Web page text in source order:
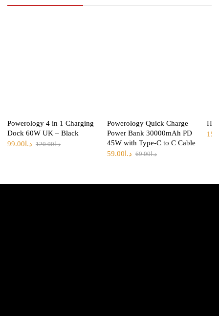
Powerology 4 in 1 Charging
Dock 60W UK – Black
د.ا120.00 د.ا 99.00
Powerology Quick Charge
Power Bank 30000mAh PD
45W with Type-C to C Cable
د.ا69.00 د.ا 59.00